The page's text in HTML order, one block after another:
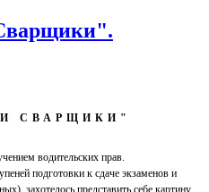
СВАРЩИКИ"
водительских прав.
подготовки к сдаче экзаменов и
захотелось представить себе картину,